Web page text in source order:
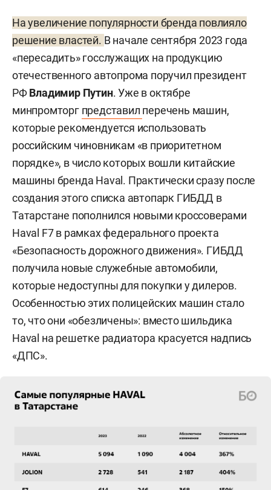
На увеличение популярности бренда повлияло
решение властей. В начале сентября 2023 года
«пересадить» госслужащих на продукцию
отечественного автопрома поручил президент
РФВладимир Путин. Уже в октябре
минпромторг представил перечень машин,
которые рекомендуется использовать
российским чиновникам «в приоритетном
порядке», в число которых вошли китайские
машины бренда Haval. Практически сразу после
создания этого списка автопарк ГИБДД в
Татарстане пополнился новыми кроссоверами
Haval F7 в рамках федерального проекта
«Безопасность дорожного движения». ГИБДД
получила новые служебные автомобили,
которые недоступны для покупки у дилеров.
Особенностью этих полицейских машин стало
то, что они «обезличены»: вместо шильдика
Haval на решетке радиатора красуется надпись
«ДПС».